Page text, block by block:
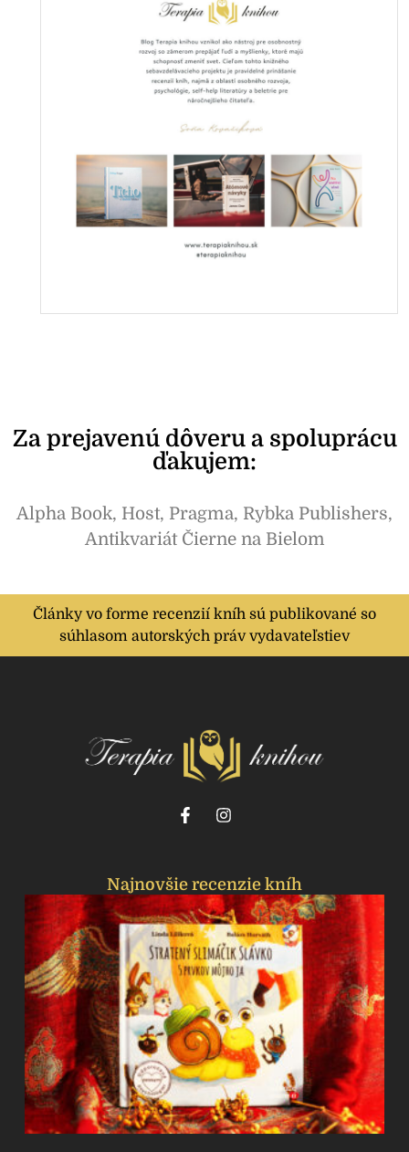
Za prejavenú dôveru a spoluprácu
ďakujem:
Alpha Book, Host, Pragma, Rybka Publishers,
Antikvariát Čierne na Bielom
Články vo forme recenzií kníh sú publikované so
súhlasom autorských práv vydavateľstiev
Najnovšie recenzie kníh